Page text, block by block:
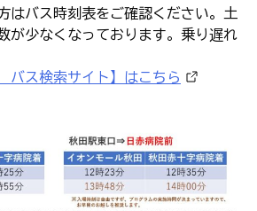
はバス時刻表をご確認ください。土
が少なくなっております。乗り遅れ
バス検索サイト】はこちら